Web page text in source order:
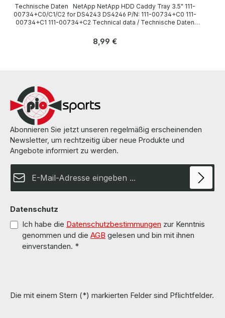
Technische Daten NetApp NetApp HDD Caddy Tray 3.5" 111-
00734+C0/C1/C2 for DS4243 DS4246 P/N: 111-00734+C0 111-
00734+C1 111-00734+C2 Technical data / Technische Daten
NetApp HDD Caddy Tray 3.5" for DS4243 DS4246 The hardware
found on the pages of the manufacturer. Weitere Informationen und
Regulärer Preis:
8,99 €
Abonnieren Sie jetzt unseren regelmäßig erscheinenden
Newsletter, um rechtzeitig über neue Produkte und
Angebote informiert zu werden.
Datenschutz
Ich habe die Datenschutzbestimmungen zur Kenntnis
genommen und die AGB gelesen und bin mit ihnen
einverstanden. *
Die mit einem Stern (*) markierten Felder sind Pflichtfelder.